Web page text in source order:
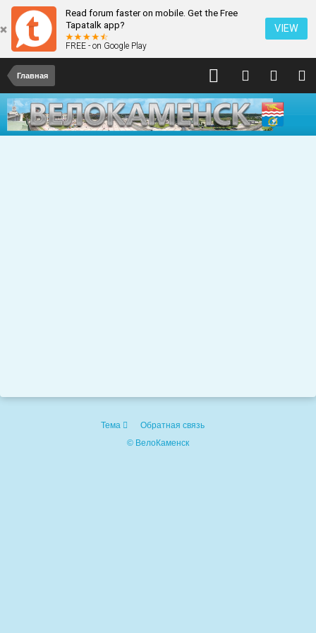
Read forum faster on mobile. Get the Free
Tapatalk app?
FREE - on Google Play
VIEW
Главная
Тема
Обратная связь
© ВелоКаменск